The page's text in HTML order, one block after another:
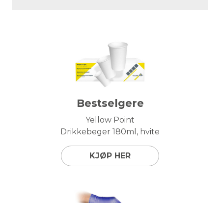
Bestselgere
Yellow Point
Drikkebeger 180ml, hvite
KJØP HER